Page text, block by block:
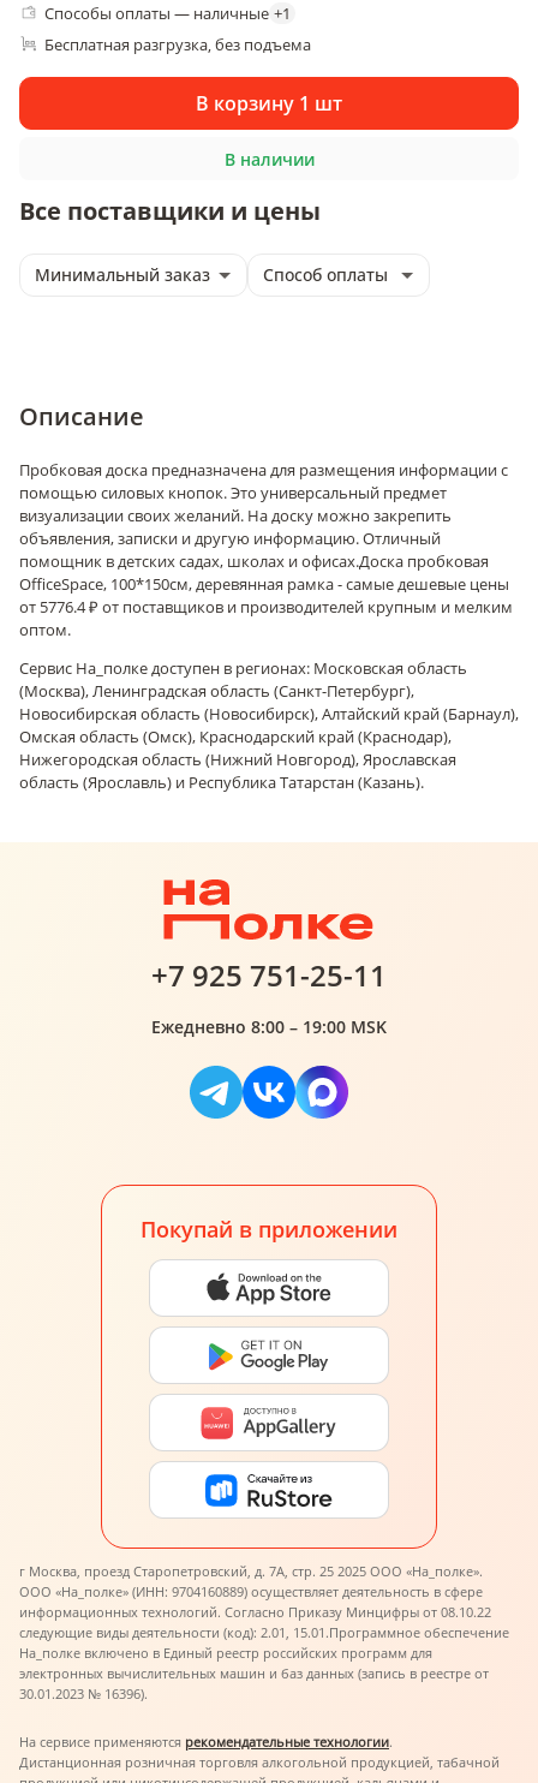
Способы оплаты — наличные +1
Бесплатная разгрузка, без подъема
В корзину 1 шт
В наличии
Все поставщики и цены
Минимальный заказ Способ оплаты
Описание
Пробковая доска предназначена для размещения информации с
помощью силовых кнопок. Это универсальный предмет
визуализации своих желаний. На доску можно закрепить
объявления, записки и другую информацию. Отличный
помощник в детских садах, школах и офисах.Доска пробковая
OfficeSpace, 100*150см, деревянная рамка - самые дешевые цены
от 5776.4 ₽ от поставщиков и производителей крупным и мелким
оптом.
Сервис На_полке доступен в регионах: Московская область
(Москва), Ленинградская область (Санкт-Петербург),
Новосибирская область (Новосибирск), Алтайский край (Барнаул),
Омская область (Омск), Краснодарский край (Краснодар),
Нижегородская область (Нижний Новгород), Ярославская
область (Ярославль) и Республика Татарстан (Казань).
+7 925 751-25-11
Ежедневно 8:00 – 19:00 MSK
Покупай в приложении
г Москва, проезд Старопетровский, д. 7А, стр. 25 2025 ООО «На_полке».
ООО «На_полке» (ИНН: 9704160889) осуществляет деятельность в сфере
информационных технологий. Согласно Приказу Минцифры от 08.10.22
следующие виды деятельности (код): 2.01, 15.01.Программное обеспечение
На_полке включено в Единый реестр российских программ для
электронных вычислительных машин и баз данных (запись в реестре от
30.01.2023 № 16396).
На сервисе применяются рекомендательные технологии.
Дистанционная розничная торговля алкогольной продукцией, табачной